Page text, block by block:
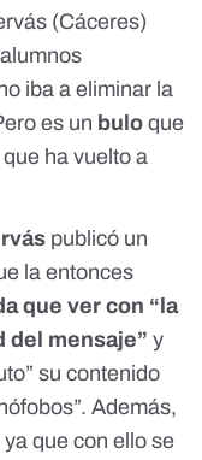
(Cáceres)
iba a eliminar la
es un bulo que
ha vuelto a
publicó un
la entonces
que ver con “la
del mensaje” y
su contenido
Además,
que con ello se